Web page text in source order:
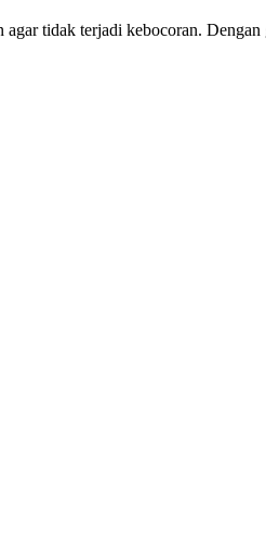
tidak terjadi kebocoran.